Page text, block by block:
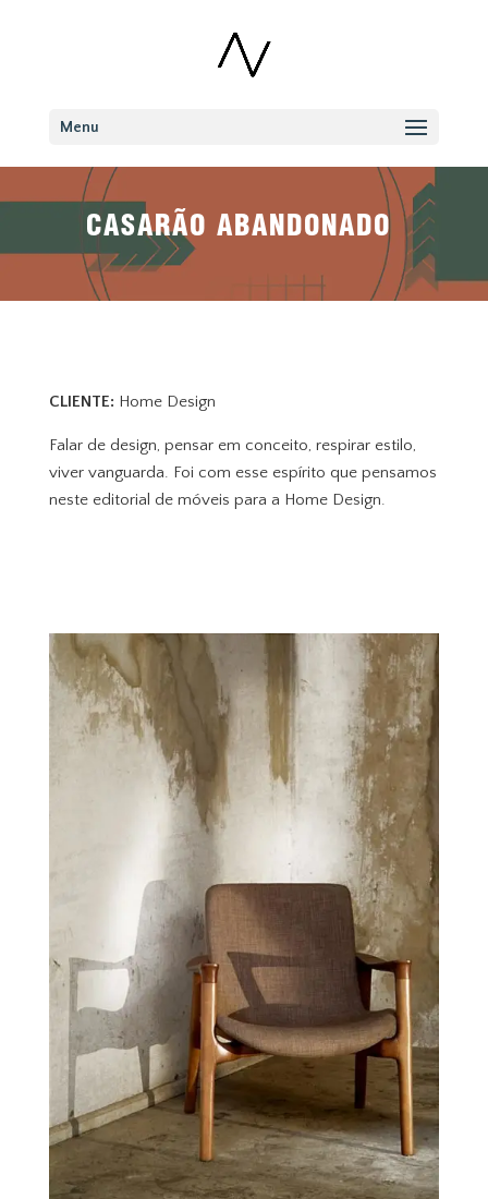
Menu
CASARÃO ABANDONADO
CLIENTE: Home Design
Falar de design, pensar em conceito, respirar estilo,
viver vanguarda. Foi com esse espírito que pensamos
neste editorial de móveis para a Home Design.